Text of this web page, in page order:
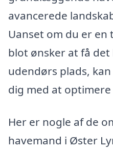
avancerede
Uanset om du er en
blot ønsker at få
udendørs plads,
dig med at optimere
Her er nogle af de
havemand i Øster